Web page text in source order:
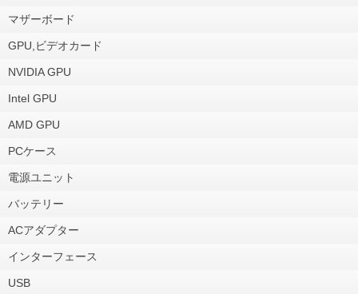
マザーボード
GPU,ビデオカード
NVIDIA GPU
Intel GPU
AMD GPU
PCケース
電源ユニット
バッテリー
ACアダプター
インターフェース
USB